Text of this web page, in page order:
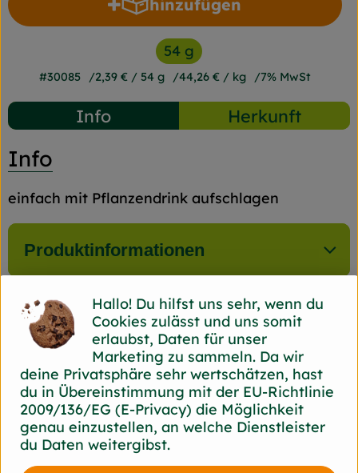
hinzufügen
Produkt zum Warenkorb
54 g
#30085 2,39 € / 54 g 44,26 € / kg 7% MwSt
Info Herkunft
Info
einfach mit Pflanzendrink aufschlagen
Produktinformationen
Zutaten
Nährwert-Info
Produktdatenblatt
Hallo! Du hilfst uns sehr, wenn du
Cookies zulässt und uns somit
erlaubst, Daten für unser
Marketing zu sammeln. Da wir
deine Privatsphäre sehr wertschätzen, hast
du in Übereinstimmung mit der EU-Richtlinie
2009/136/EG (E-Privacy) die Möglichkeit
genau einzustellen, an welche Dienstleister
du Daten weitergibst.